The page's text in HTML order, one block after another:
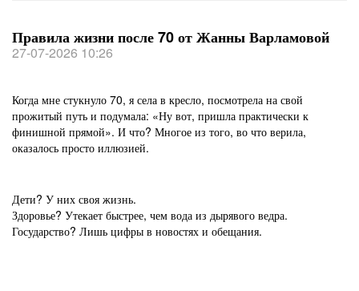
Правила жизни после 70 от Жанны Варламовой
27-07-2026 10:26
Когда мне стукнуло 70, я села в кресло, посмотрела на свой
прожитый путь и подумала: «Ну вот, пришла практически к
финишной прямой». И что? Многое из того, во что верила,
оказалось просто иллюзией.
Дети? У них своя жизнь.
Здоровье? Утекает быстрее, чем вода из дырявого ведра.
Государство? Лишь цифры в новостях и обещания.